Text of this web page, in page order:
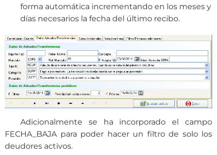
forma automática incrementando en los meses y
días necesarios la fecha del último recibo.
Adicionalmente se ha incorporado el campo
FECHA_BAJA para poder hacer un filtro de solo los
deudores activos.